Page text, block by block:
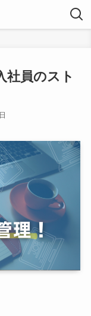
社員のスト